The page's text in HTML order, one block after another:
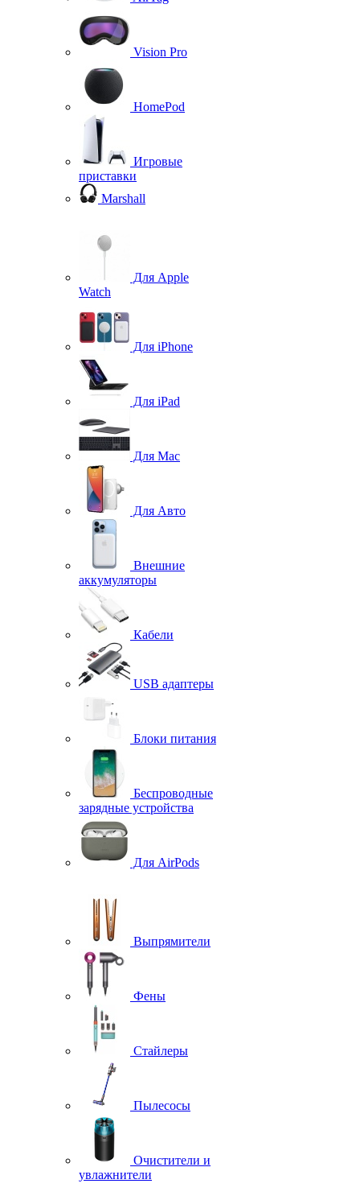
Vision Pro
HomePod
Игровые
приставки
Marshall
Для Apple
Watch
Для iPhone
Для iPad
Для Mac
Для Авто
Внешние
аккумуляторы
Кабели
USB адаптеры
Блоки питания
Беспроводные
зарядные устройства
Для AirPods
Выпрямители
Фены
Стайлеры
Пылесосы
Очистители и
увлажнители